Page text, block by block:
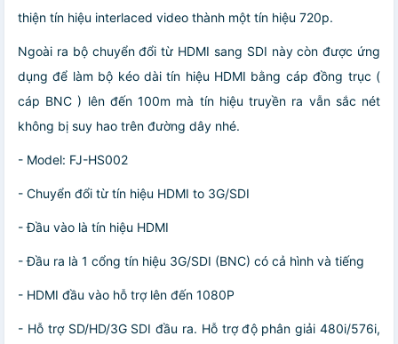
thiện tín hiệu interlaced video thành một tín hiệu 720p.
Ngoài ra bộ chuyển đổi từ HDMI sang SDI này còn được ứng
dụng để làm bộ kéo dài tín hiệu HDMI bằng cáp đồng trục (
cáp BNC ) lên đến 100m mà tín hiệu truyền ra vẫn sắc nét
không bị suy hao trên đường dây nhé.
- Model: FJ-HS002
- Chuyển đổi từ tín hiệu HDMI to 3G/SDI
- Đầu vào là tín hiệu HDMI
- Đầu ra là 1 cổng tín hiệu 3G/SDI (BNC) có cả hình và tiếng
- HDMI đầu vào hỗ trợ lên đến 1080P
- Hỗ trợ SD/HD/3G SDI đầu ra. Hỗ trợ độ phân giải 480i/576i,